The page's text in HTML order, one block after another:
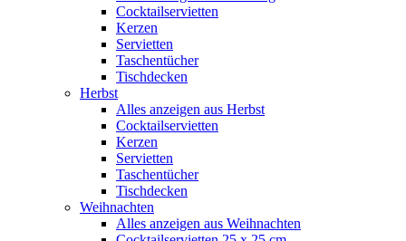
Cocktailservietten
Kerzen
Servietten
Taschentücher
Tischdecken
Herbst
Alles anzeigen aus Herbst
Cocktailservietten
Kerzen
Servietten
Taschentücher
Tischdecken
Weihnachten
Alles anzeigen aus Weihnachten